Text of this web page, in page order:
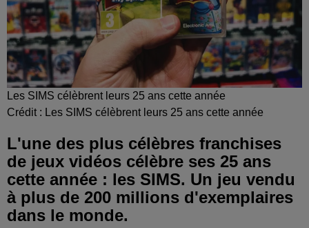
Les SIMS célèbrent leurs 25 ans cette année
Crédit : Les SIMS célèbrent leurs 25 ans cette année
L'une des plus célèbres franchises
de jeux vidéos célèbre ses 25 ans
cette année : les SIMS. Un jeu vendu
à plus de 200 millions d'exemplaires
dans le monde.